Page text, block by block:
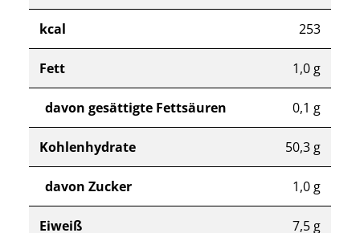
kcal 253
Fett 1,0 g
davon gesättigte Fettsäuren 0,1 g
Kohlenhydrate 50,3 g
davon Zucker 1,0 g
Eiweiß 7,5 g